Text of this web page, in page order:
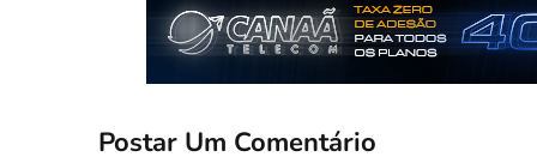
Postar Um Comentário